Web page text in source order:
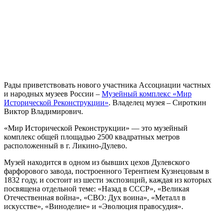
Рады приветствовать нового участника Ассоциации частных
и народных музеев России – Музейный комплекс «Мир
Исторической Реконструкции». Владелец музея – Сироткин
Виктор Владимирович.
«Мир Исторической Реконструкции» — это музейный
комплекс общей площадью 2500 квадратных метров
расположенный в г. Ликино-Дулево.
Музей находится в одном из бывших цехов Дулевского
фарфорового завода, построенного Терентием Кузнецовым в
1832 году, и состоит из шести экспозиций, каждая из которых
посвящена отдельной теме: «Назад в СССР», «Великая
Отечественная война», «СВО: Дух воина», «Металл в
искусстве», «Виноделие» и «Эволюция правосудия».